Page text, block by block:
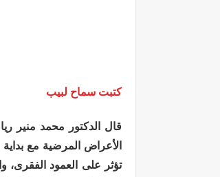
كتبت سماح لبيب
قال الدكتور محمد منير
الأعراض المرضية مع
تؤثر على العمود الفقرى،